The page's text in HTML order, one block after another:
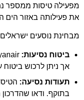
מפעילה טיסות ממספר
את פעילותה באזור הים
מבחינת נוסעים
ביטוח נסיעות:
אך ניתן לרכוש ביטוח
תעודות נסיעה:
בתוקף. ודאו